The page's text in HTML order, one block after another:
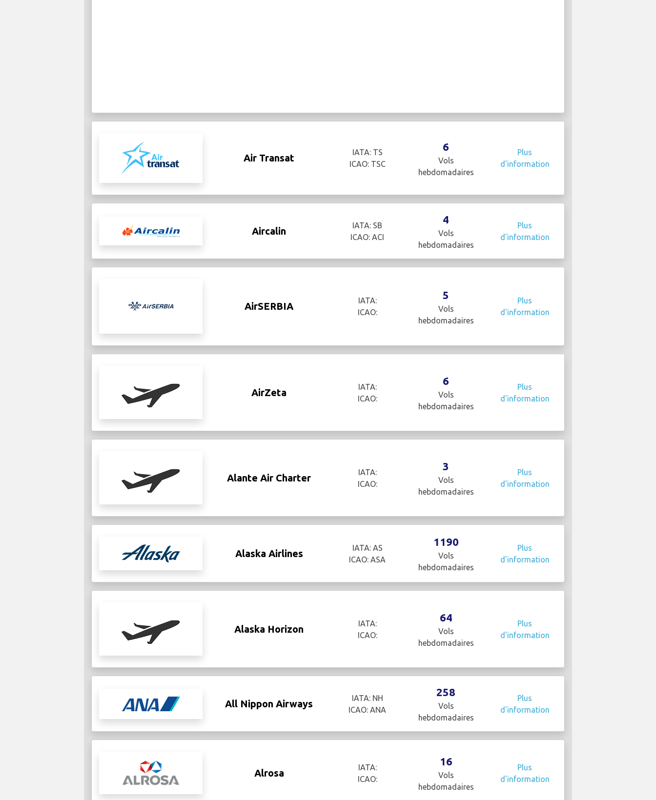
Air Transat
IATA: TS
ICAO: TSC
6
Vols
hebdomadaires
Plus
d'information
Aircalin
IATA: SB
ICAO: ACI
4
Vols
hebdomadaires
Plus
d'information
AirSERBIA
IATA:
ICAO:
5
Vols
hebdomadaires
Plus
d'information
AirZeta
IATA:
ICAO:
6
Vols
hebdomadaires
Plus
d'information
Alante Air Charter
IATA:
ICAO:
3
Vols
hebdomadaires
Plus
d'information
Alaska Airlines
IATA: AS
ICAO: ASA
1190
Vols
hebdomadaires
Plus
d'information
Alaska Horizon
IATA:
ICAO:
64
Vols
hebdomadaires
Plus
d'information
All Nippon Airways
IATA: NH
ICAO: ANA
258
Vols
hebdomadaires
Plus
d'information
Alrosa
IATA:
ICAO:
16
Vols
hebdomadaires
Plus
d'information